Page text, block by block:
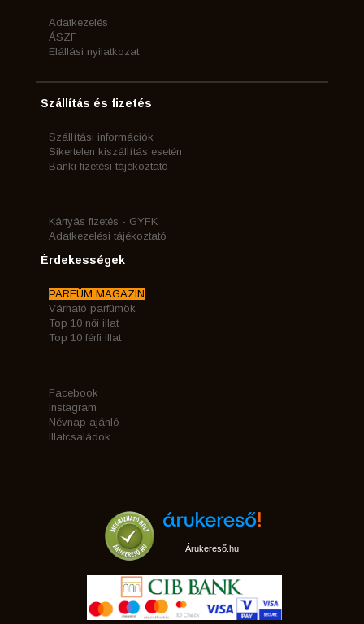
Adatkezelés
ÁSZF
Elállási nyilatkozat
Szállítás és fizetés
Szállítási információk
Sikertelen kiszállítás esetén
Banki fizetési tájékoztató
Kártyás fizetés - GYFK
Adatkezelési tájékoztató
Érdekességek
PARFÜM MAGAZIN
Várható parfümök
Top 10 női illat
Top 10 férfi illat
Facebook
Instagram
Névnap ajánló
Illatcsaládok
Árukereső.hu